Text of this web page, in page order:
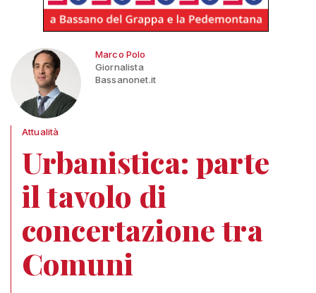
Marco Polo
Giornalista
Bassanonet.it
Attualità
Urbanistica: parte
il tavolo di
concertazione tra
Comuni